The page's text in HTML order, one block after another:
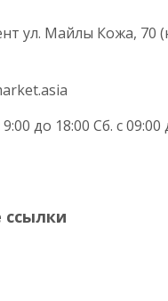
ул. Майлы Кожа, 70
до 18:00 Сб. с 09:00